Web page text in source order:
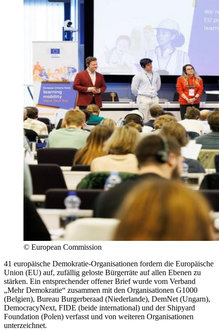
© European Commission
41 europäische Demokratie-Organisationen fordern die Europäische
Union (EU) auf, zufällig geloste Bürgerräte auf allen Ebenen zu
stärken. Ein entsprechender offener Brief wurde vom Verband
„Mehr Demokratie“ zusammen mit den Organisationen G1000
(Belgien), Bureau Burgerberaad (Niederlande), DemNet (Ungarn),
DemocracyNext, FIDE (beide international) und der Shipyard
Foundation (Polen) verfasst und von weiteren Organisationen
unterzeichnet.